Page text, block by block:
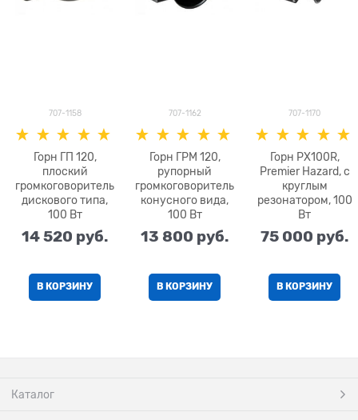
707-1158
Горн ГП 120,
плоский
громкоговоритель
дискового типа,
100 Вт
14 520 руб.
В КОРЗИНУ
707-1162
Горн ГРМ 120,
рупорный
громкоговоритель
конусного вида,
100 Вт
13 800 руб.
В КОРЗИНУ
707-1170
Горн PX100R,
Premier Hazard, с
круглым
резонатором, 100
Вт
75 000 руб.
В КОРЗИНУ
Каталог